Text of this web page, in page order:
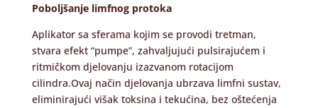
Poboljšanje limfnog protoka
Aplikator sa sferama kojim se provodi tretman,
stvara efekt “pumpe”, zahvaljujući pulsirajućem i
ritmičkom djelovanju izazvanom rotacijom
cilindra.Ovaj način djelovanja ubrzava limfni sustav,
eliminirajući višak toksina i tekućina, bez oštećenja